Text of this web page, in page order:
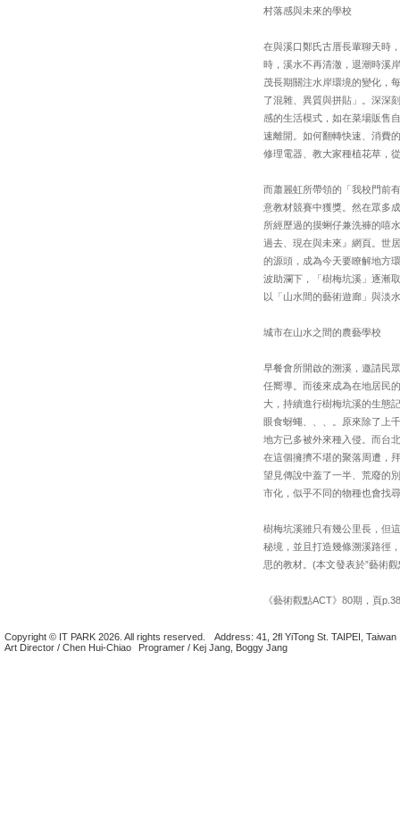
村落感與未來的學校
在與溪口鄭氏古厝長輩聊天時
時，溪水不再清澈，退潮時溪
茂長期關注水岸環境的變化，
了混雜、異質與拼貼」。深深
感的生活模式，如在菜場販售
速離開。如何翻轉快速、消費
修理電器、教大家種植花草，
而蕭麗虹所帶領的「我校門前
意教材競賽中獲獎。然在眾多
所經歷過的摸蜊仔兼洗褲的嘻
過去、現在與未來』網頁。世
的源頭，成為今天要瞭解地方
波助瀾下，「樹梅坑溪」逐漸
以「山水間的藝術遊廊」與淡
城市在山水之間的農藝學校
早餐會所開啟的溯溪，邀請民
任嚮導。而後來成為在地居民
大，持續進行樹梅坑溪的生態
眼食蚜蠅、、、。原來除了上
地方已多被外來種入侵。而台
在這個擁擠不堪的聚落周遭，
望見傳說中蓋了一半、荒廢的
市化，似乎不同的物種也會找
樹梅坑溪雖只有幾公里長，但
秘境，並且打造幾條溯溪路徑
思的教材。(本文發表於”藝術
《藝術觀點ACT》80期，頁
Copyright © IT PARK 2026. All rights reserved.
Address: 41, 2fl YiTong St. TAIPEI, Taiwan
Art Director / Chen Hui-Chiao
Programer / Kej Jang, Boggy Jang